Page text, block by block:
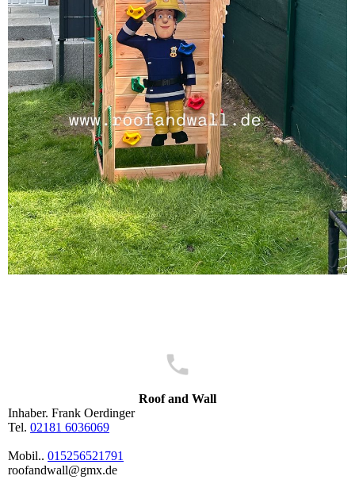
Roof and Wall
Inhaber. Frank Oerdinger
Tel. 02181 6036069
Mobil.. 015256521791
roofandwall@gmx.de